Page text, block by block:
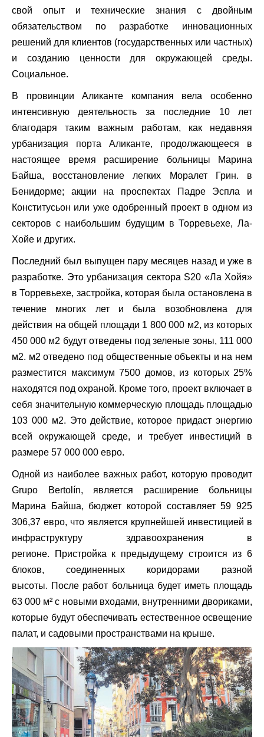
свой опыт и технические знания с двойным
обязательством по разработке инновационных
решений для клиентов (государственных или частных)
и созданию ценности для окружающей среды.
Социальное.
В провинции Аликанте компания вела особенно
интенсивную деятельность за последние 10 лет
благодаря таким важным работам, как недавняя
урбанизация порта Аликанте, продолжающееся в
настоящее время расширение больницы Марина
Байша, восстановление легких Моралет Грин. в
Бенидорме; акции на проспектах Падре Эспла и
Конститусьон или уже одобренный проект в одном из
секторов с наибольшим будущим в Торревьехе, Ла-
Хойе и других.
Последний был выпущен пару месяцев назад и уже в
разработке. Это урбанизация сектора S20 «Ла Хойя»
в Торревьехе, застройка, которая была остановлена ​​​​в
течение многих лет и была возобновлена ​​для
действия на общей площади 1 800 000 м2, из которых
450 000 м2 будут отведены под зеленые зоны, 111 000
м2. м2 отведено под общественные объекты и на нем
разместится максимум 7500 домов, из которых 25%
находятся под охраной. Кроме того, проект включает в
себя значительную коммерческую площадь площадью
103 000 м2. Это действие, которое придаст энергию
всей окружающей среде, и требует инвестиций в
размере 57 000 000 евро.
Одной из наиболее важных работ, которую проводит
Grupo Bertolín, является расширение больницы
Марина Байша, бюджет которой составляет 59 925
306,37 евро, что является крупнейшей инвестицией в
инфраструктуру здравоохранения в
регионе. Пристройка к предыдущему строится из 6
блоков, соединенных коридорами разной
высоты. После работ больница будет иметь площадь
63 000 м² с новыми входами, внутренними двориками,
которые будут обеспечивать естественное освещение
палат, и садовыми пространствами на крыше.